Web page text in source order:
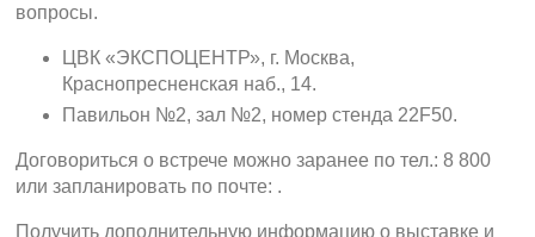
вопросы.
ЦВК «ЭКСПОЦЕНТР», г. Москва,
Краснопресненская наб., 14.
Павильон №2, зал №2, номер стенда 22F50.
Договориться о встрече можно заранее по тел.: 8 800
или запланировать по почте: .
Получить дополнительную информацию о выставке и